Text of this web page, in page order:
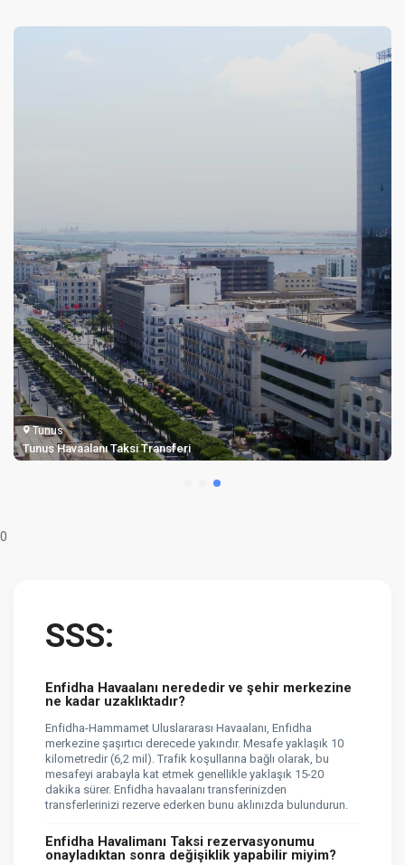
Tunus
Tunus Havaalanı Taksi Transferi
0
SSS:
Enfidha Havaalanı nerededir ve şehir merkezine
ne kadar uzaklıktadır?
Enfidha-Hammamet Uluslararası Havaalanı, Enfidha
merkezine şaşırtıcı derecede yakındır. Mesafe yaklaşık 10
kilometredir (6,2 mil). Trafik koşullarına bağlı olarak, bu
mesafeyi arabayla kat etmek genellikle yaklaşık 15-20
dakika sürer. Enfidha havaalanı transferinizden
transferlerinizi rezerve ederken bunu aklınızda bulundurun.
Enfidha Havalimanı Taksi rezervasyonumu
onayladıktan sonra değişiklik yapabilir miyim?